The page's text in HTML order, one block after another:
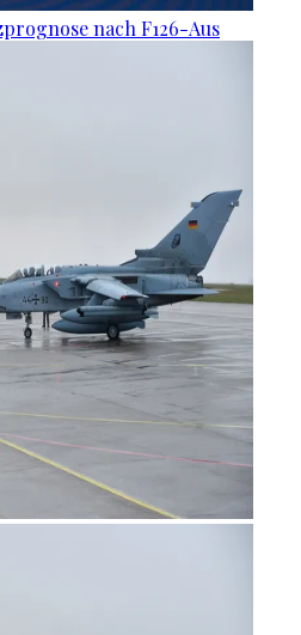
nach F126-Aus